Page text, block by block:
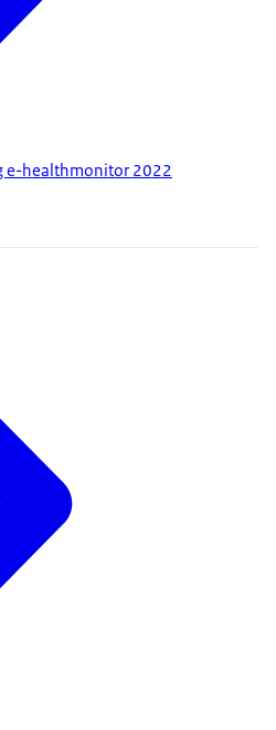
e-healthmonitor 2022